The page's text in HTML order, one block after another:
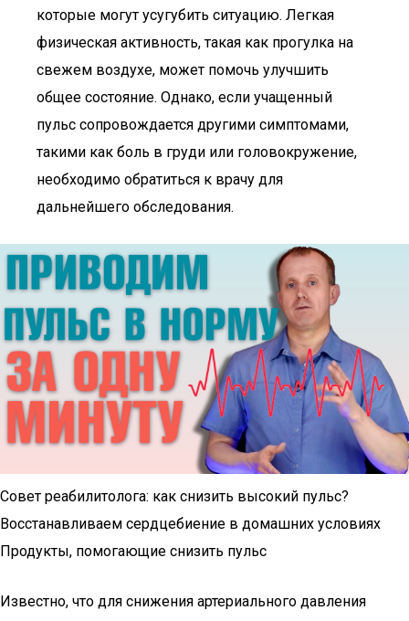
которые могут усугубить ситуацию. Легкая
физическая активность, такая как прогулка на
свежем воздухе, может помочь улучшить
общее состояние. Однако, если учащенный
пульс сопровождается другими симптомами,
такими как боль в груди или головокружение,
необходимо обратиться к врачу для
дальнейшего обследования.
Совет реабилитолога: как снизить высокий пульс?
Восстанавливаем сердцебиение в домашних условиях
Продукты, помогающие снизить пульс
Известно, что для снижения артериального давления